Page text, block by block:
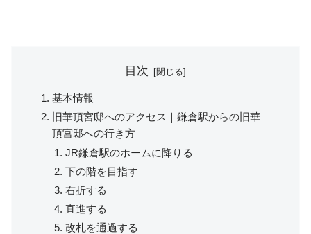
目次
基本情報
旧華頂宮邸へのアクセス｜鎌倉駅からの旧華
頂宮邸への行き方
JR鎌倉駅のホームに降りる
下の階を目指す
右折する
直進する
改札を通過する